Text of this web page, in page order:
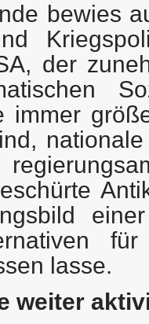
bewies
der
immer
lasse.
weiter